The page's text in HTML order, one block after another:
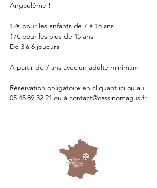
Angoulême !
12€ pour les enfants de 7 à 15 ans
17€ pour les plus de 15 ans
De 3 à 6 joueurs
A partir de 7 ans avec un adulte minimum
Réservation obligatoire en cliquant ici ou au
05 45 89 32 21 ou à contact@cassinomagus.fr